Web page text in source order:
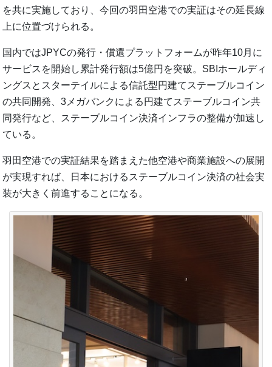
を共に実施しており、今回の羽田空港での実証はその延長線
上に位置づけられる。
国内ではJPYCの発行・償還プラットフォームが昨年10月に
サービスを開始し累計発行額は5億円を突破。SBIホールディ
ングスとスターテイルによる信託型円建てステーブルコイン
の共同開発、3メガバンクによる円建てステーブルコイン共
同発行など、ステーブルコイン決済インフラの整備が加速し
ている。
羽田空港での実証結果を踏まえた他空港や商業施設への展開
が実現すれば、日本におけるステーブルコイン決済の社会実
装が大きく前進することになる。